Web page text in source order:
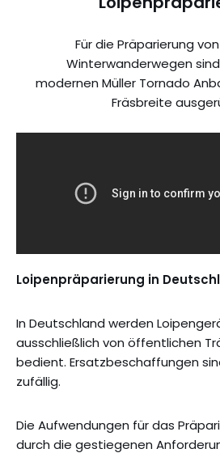
Für die Präparierung
Winterwanderwegen
modernen Müller Tornado
Fräsbreite
Loipenpräparierung in
In Deutschland werden
ausschließlich von öffentlichen
bedient. Ersatzbeschaffungen
zufällig.
Die Aufwendungen für das
durch die gestiegenen